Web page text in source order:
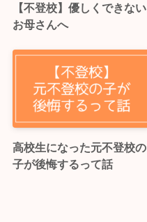
【不登校】優しくできない
お母さんへ
高校生になった元不登校の
子が後悔するって話